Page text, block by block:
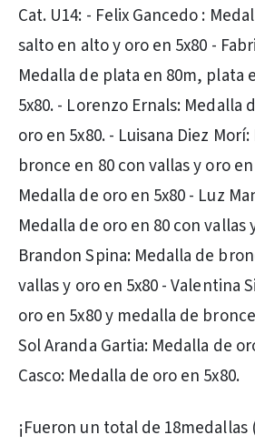
Cat. U14: - Felix Gancedo :
salto en alto y oro en 5x80 -
Medalla de plata en 80m, plata
5x80. - Lorenzo Ernals: Medalla
oro en 5x80. - Luisana Diez
bronce en 80 con vallas y oro
Medalla de oro en 5x80 - Luz
Medalla de oro en 80 con vallas
Brandon Spina: Medalla de
vallas y oro en 5x80 - Valentina
oro en 5x80 y medalla de
Sol Aranda Gartia: Medalla de
Casco: Medalla de oro en 5x80.
¡Fueron un total de 18medallas